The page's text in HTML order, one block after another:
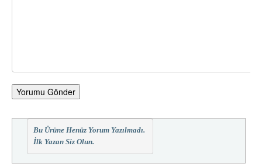
Yorumu Gönder
Bu Ürüne Henüz Yorum Yazılmadı.
İlk Yazan Siz Olun.